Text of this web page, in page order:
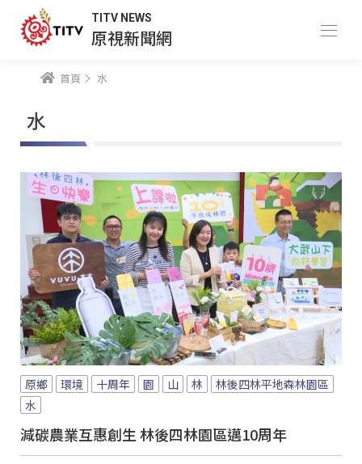
TITV NEWS
原視新聞網
首頁 水
水
原鄉 環境 十周年 園 山 林
林後四林平地森林園區
水
減碳農業互惠創生 林後四林園區邁10周年